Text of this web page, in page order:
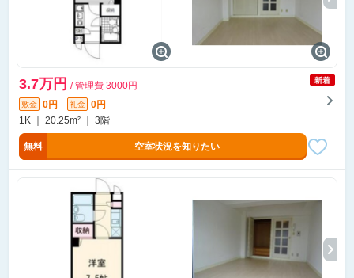
3.7万円 / 管理費 3000円
敷金 0円 礼金
0円
1K ｜ 20.25m² ｜ 3階
無料 空室状況を知りたい